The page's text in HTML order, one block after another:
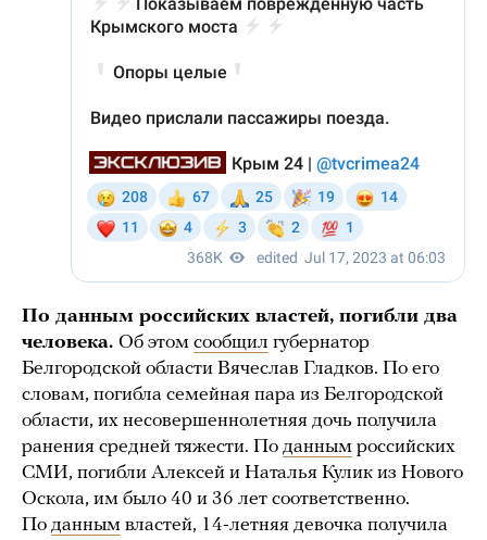
По данным российских властей, погибли два
человека. Об этом сообщил губернатор
Белгородской области Вячеслав Гладков. По его
словам, погибла семейная пара из Белгородской
области, их несовершеннолетняя дочь получила
ранения средней тяжести. По данным российских
СМИ, погибли Алексей и Наталья Кулик из Нового
Оскола, им было 40 и 36 лет соответственно.
По данным властей, 14-летняя девочка получила